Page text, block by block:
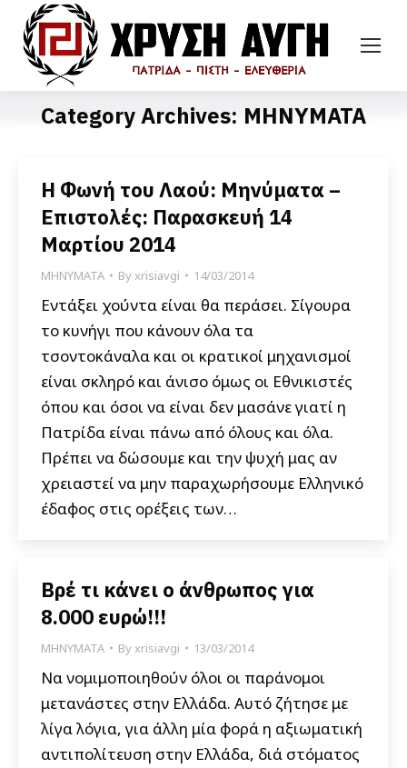
Category Archives: ΜΗΝΥΜΑΤΑ
Η Φωνή του Λαού: Μηνύματα –
Επιστολές: Παρασκευή 14
Μαρτίου 2014
ΜΗΝΥΜΑΤΑ Byxrisiavgi 14/03/2014
Εντάξει χούντα είναι θα περάσει. Σίγουρα
το κυνήγι που κάνουν όλα τα
τσοντοκάναλα και οι κρατικοί μηχανισμοί
είναι σκληρό και άνισο όμως οι Εθνικιστές
όπου και όσοι να είναι δεν μασάνε γιατί η
Πατρίδα είναι πάνω από όλους και όλα.
Πρέπει να δώσουμε και την ψυχή μας αν
χρειαστεί να μην παραχωρήσουμε Ελληνικό
έδαφος στις ορέξεις των…
Βρέ τι κάνει ο άνθρωπος για
8.000 ευρώ!!!
ΜΗΝΥΜΑΤΑ Byxrisiavgi 13/03/2014
Να νομιμοποιηθούν όλοι οι παράνομοι
μετανάστες στην Ελλάδα. Αυτό ζήτησε με
λίγα λόγια, για άλλη μία φορά η αξιωματική
αντιπολίτευση στην Ελλάδα, διά στόματος